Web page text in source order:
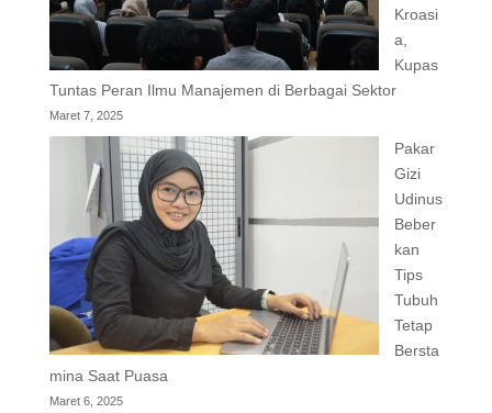
Kroasi
a,
Kupas
Tuntas Peran Ilmu Manajemen di Berbagai Sektor
Maret 7, 2025
Pakar
Gizi
Udinus
Beber
kan
Tips
Tubuh
Tetap
Bersta
mina Saat Puasa
Maret 6, 2025